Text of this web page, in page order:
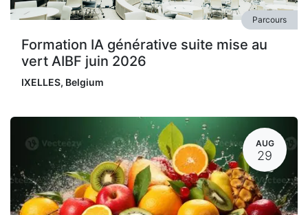
Formation IA générative suite mise au
vert AIBF juin 2026
Parcours
IXELLES, Belgium
AUG
29